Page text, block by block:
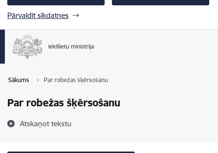
Pārvaldīt sīkdatnes
Sākums Par robežas šķērsošanu
Par robežas šķērsošanu
Atskaņot tekstu